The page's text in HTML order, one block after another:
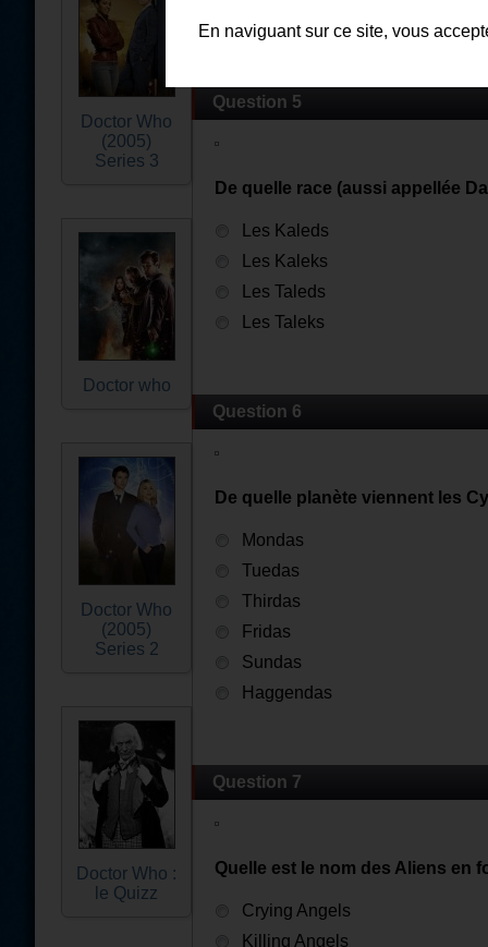
Doctor Who
(2005)
Series 3
Doctor who
Doctor Who
(2005)
Series 2
Doctor Who :
le Quizz
Question 5
De quelle race (aussi appellée
Les Kaleds
Les Kaleks
Les Taleds
Les Taleks
Question 6
De quelle planète viennent les
Mondas
Tuedas
Thirdas
Fridas
Sundas
Haggendas
Question 7
Quelle est le nom des Aliens en
Crying Angels
Killing Angels
En naviguant sur ce site, vous